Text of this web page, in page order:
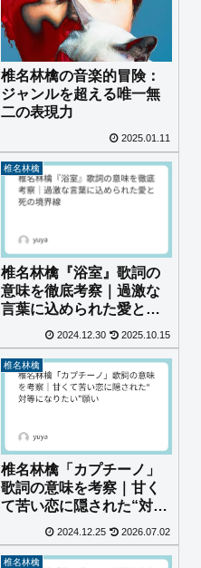
椎名林檎の音楽的冒険：
ジャンルを超える唯一無
二の表現力
2025.01.11
椎名林檎
椎名林檎『浴室』歌詞の
意味を徹底考察｜過激な
言葉に込められた愛と死
の境界線
2024.12.30 2025.10.15
椎名林檎
椎名林檎「カプチーノ」
歌詞の意味を考察｜甘く
て苦い恋に隠された“対等
になりたい”願い
2024.12.25 2026.07.02
椎名林檎